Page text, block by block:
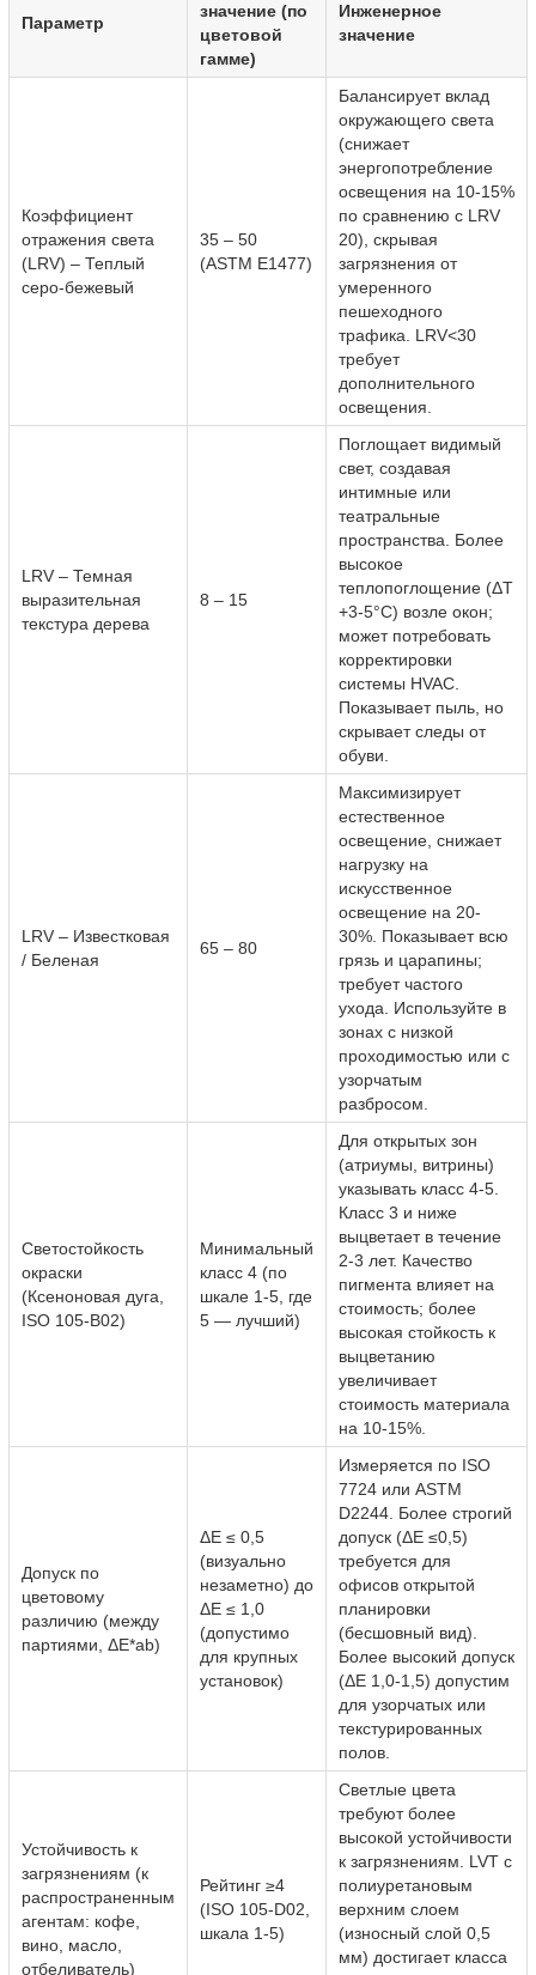
Параметр
значение (по
цветовой
гамме)
Инженерное
значение
Коэффициент
отражения света
(LRV) – Теплый
серо-бежевый
35 – 50
(ASTM E1477)
Балансирует вклад
окружающего света
(снижает
энергопотребление
освещения на 10-15%
по сравнению с LRV
20), скрывая
загрязнения от
умеренного
пешеходного
трафика. LRV<30
требует
дополнительного
освещения.
LRV – Темная
выразительная
текстура дерева
8 – 15
Поглощает видимый
свет, создавая
интимные или
театральные
пространства. Более
высокое
теплопоглощение (ΔT
+3-5°C) возле окон;
может потребовать
корректировки
системы HVAC.
Показывает пыль, но
скрывает следы от
обуви.
LRV – Известковая
/ Беленая
65 – 80
Максимизирует
естественное
освещение, снижает
нагрузку на
искусственное
освещение на 20-
30%. Показывает всю
грязь и царапины;
требует частого
ухода. Используйте в
зонах с низкой
проходимостью или с
узорчатым
разбросом.
Светостойкость
окраски
(Ксеноновая дуга,
ISO 105-B02)
Минимальный
класс 4 (по
шкале 1-5, где
5 — лучший)
Для открытых зон
(атриумы, витрины)
указывать класс 4-5.
Класс 3 и ниже
выцветает в течение
2-3 лет. Качество
пигмента влияет на
стоимость; более
высокая стойкость к
выцветанию
увеличивает
стоимость материала
на 10-15%.
Допуск по
цветовому
различию (между
партиями, ΔE*ab)
ΔE ≤ 0,5
(визуально
незаметно) до
ΔE ≤ 1,0
(допустимо
для крупных
установок)
Измеряется по ISO
7724 или ASTM
D2244. Более строгий
допуск (ΔE ≤0,5)
требуется для
офисов открытой
планировки
(бесшовный вид).
Более высокий допуск
(ΔE 1,0-1,5) допустим
для узорчатых или
текстурированных
полов.
Устойчивость к
загрязнениям (к
распространенным
агентам: кофе,
вино, масло,
отбеливатель)
Рейтинг ≥4
(ISO 105-D02,
шкала 1-5)
Светлые цвета
требуют более
высокой устойчивости
к загрязнениям. LVT с
полиуретановым
верхним слоем
(износный слой 0,5
мм) достигает класса